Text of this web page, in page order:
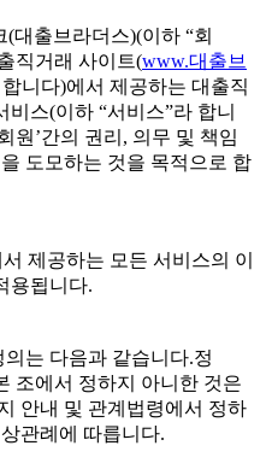
대출브라더스)(이하 “회
직거래 사이트(www.대출브
니다)에서 제공하는 대출직
스(이하 “서비스”라 합니
원’간의 권리, 의무 및 책임
도모하는 것을 목적으로 합
제공하는 모든 서비스의 이
용됩니다.
는 다음과 같습니다.정
조에서 정하지 아니한 것은
안내 및 관계법령에서 정하
관례에 따릅니다.